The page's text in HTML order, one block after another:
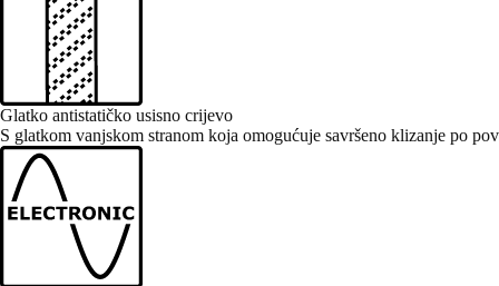
Glatko antistatičko usisno crijevo
S glatkom vanjskom stranom koja omogućuje savršeno klizanje po